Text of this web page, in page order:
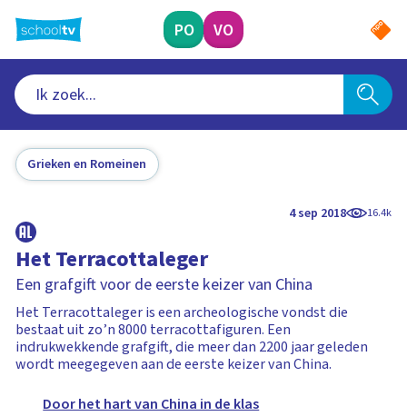
naar
hoofdinhoud
PO VO
Grieken en Romeinen
4 sep 2018 16.4k
Het Terracottaleger
Een grafgift voor de eerste keizer van China
Het Terracottaleger is een archeologische vondst die
bestaat uit zo’n 8000 terracottafiguren. Een
indrukwekkende grafgift, die meer dan 2200 jaar geleden
wordt meegegeven aan de eerste keizer van China.
Door het hart van China in de klas